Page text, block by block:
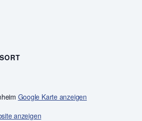
Google Karte anzeigen
anzeigen